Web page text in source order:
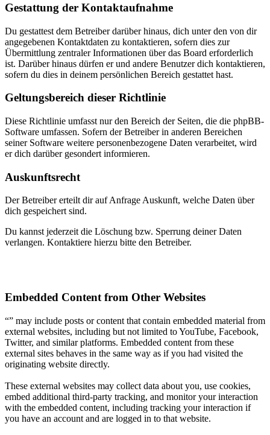
Gestattung der Kontaktaufnahme
Du gestattest dem Betreiber darüber hinaus, dich unter den von dir
angegebenen Kontaktdaten zu kontaktieren, sofern dies zur
Übermittlung zentraler Informationen über das Board erforderlich
ist. Darüber hinaus dürfen er und andere Benutzer dich kontaktieren,
sofern du dies in deinem persönlichen Bereich gestattet hast.
Geltungsbereich dieser Richtlinie
Diese Richtlinie umfasst nur den Bereich der Seiten, die die phpBB-
Software umfassen. Sofern der Betreiber in anderen Bereichen
seiner Software weitere personenbezogene Daten verarbeitet, wird
er dich darüber gesondert informieren.
Auskunftsrecht
Der Betreiber erteilt dir auf Anfrage Auskunft, welche Daten über
dich gespeichert sind.
Du kannst jederzeit die Löschung bzw. Sperrung deiner Daten
verlangen. Kontaktiere hierzu bitte den Betreiber.
Embedded Content from Other Websites
“” may include posts or content that contain embedded material from
external websites, including but not limited to YouTube, Facebook,
Twitter, and similar platforms. Embedded content from these
external sites behaves in the same way as if you had visited the
originating website directly.
These external websites may collect data about you, use cookies,
embed additional third-party tracking, and monitor your interaction
with the embedded content, including tracking your interaction if
you have an account and are logged in to that website.